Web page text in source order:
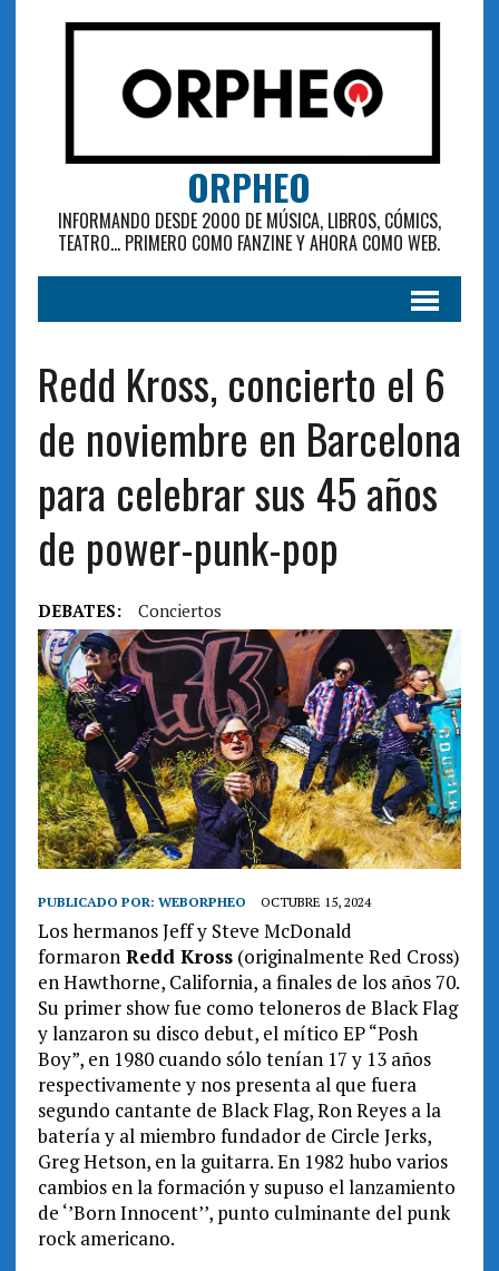
ORPHEO
INFORMANDO DESDE 2000 DE MÚSICA, LIBROS, CÓMICS,
TEATRO... PRIMERO COMO FANZINE Y AHORA COMO WEB.
Redd Kross, concierto el 6
de noviembre en Barcelona
para celebrar sus 45 años
de power-punk-pop
DEBATES: Conciertos
PUBLICADO POR: WEBORPHEO OCTUBRE 15, 2024
Los hermanos Jeff y Steve McDonald
formaronRedd Kross(originalmente Red Cross)
en Hawthorne, California, a finales de los años 70.
Su primer show fue como teloneros de Black Flag
y lanzaron su disco debut, el mítico EP “Posh
Boy”, en 1980 cuando sólo tenían 17 y 13 años
respectivamente y nos presenta al que fuera
segundo cantante de Black Flag, Ron Reyes a la
batería y al miembro fundador de Circle Jerks,
Greg Hetson, en la guitarra. En 1982 hubo varios
cambios en la formación y supuso el lanzamiento
de ‘’Born Innocent’’, punto culminante del punk
rock americano.